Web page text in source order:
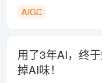
AIGC
用了3年AI，终
掉AI味！